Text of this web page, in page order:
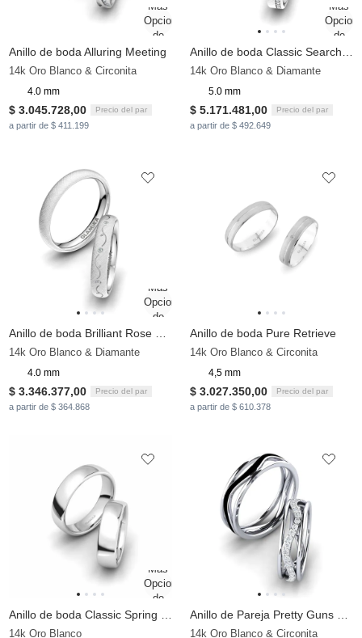
Anillo de boda Alluring Meeting
14k Oro Blanco & Circonita
4.0 mm
$ 3.045.728,00 Precio del par
a partir de $ 411.199
14k Oro Blanco & Diamante
5.0 mm
$ 5.171.481,00 Precio del par
a partir de $ 492.649
14k Oro Blanco & Diamante
4.0 mm
$ 3.346.377,00 Precio del par
a partir de $ 364.868
Anillo de boda Pure Retrieve
14k Oro Blanco & Circonita
4,5 mm
$ 3.027.350,00 Precio del par
a partir de $ 610.378
14k Oro Blanco 14k Oro Blanco & Circonita